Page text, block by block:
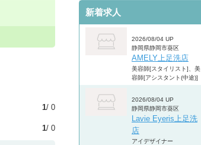
1/ 0
1/ 0
新着求人
2026/08/04 UP
静岡県静岡市葵区
AMELY上足洗店
美容師[スタイリスト]、美
容師[アシスタント(中途)]
2026/08/04 UP
静岡県静岡市葵区
Lavie Eyeris上足洗
店
アイデザイナー